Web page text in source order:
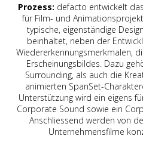
Prozess: defacto entwickelt
für Film- und
typische, eigenständige
beinhaltet, neben der
Wiedererkennungsmerkmalen,
Erscheinungsbildes. Dazu
Surrounding, als auch die
animierten SpanSet-
Unterstützung wird ein eigens
Corporate Sound sowie ein
Anschliessend werden von
Unternehmensfilme